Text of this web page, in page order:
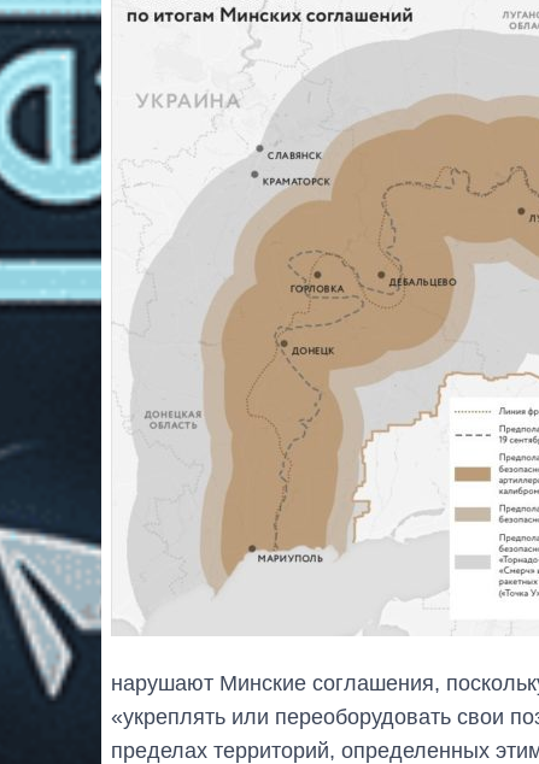
нарушают Минские соглашения,
«укреплять или переоборудовать свои
пределах территорий, определенных